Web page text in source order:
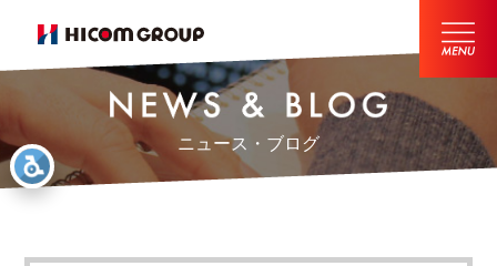
ニュース・ブログ